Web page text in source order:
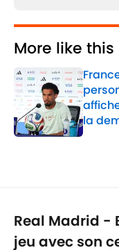
More like this
la
Real Madrid -
jeu avec son